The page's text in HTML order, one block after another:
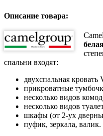
Описание товара:
спальни входят:
двухспальная кровать
прикроватные
несколько видов
несколько видов
шкафы (от 2-ух
пуфик, зеркала, валик.